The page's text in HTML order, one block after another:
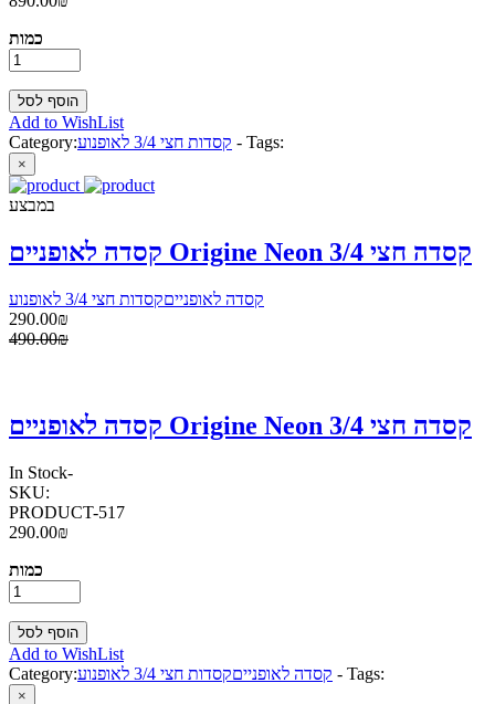
כמות
Add to WishList
Category:
קסדות חצי 3/4 לאופנוע - Tags:
×
במבצע
קסדה לאופניים Origine Neon קסדה חצי 3/4
קסדה לאופנייםקסדות חצי 3/4 לאופנוע
290.00₪
490.00₪
קסדה לאופניים Origine Neon קסדה חצי 3/4
In Stock-
SKU:
PRODUCT-517
290.00₪
כמות
Add to WishList
Category:
קסדה לאופנייםקסדות חצי 3/4 לאופנוע - Tags:
×